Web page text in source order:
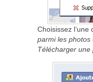
Choisissez l’une
parmi les photos
Télécharger une